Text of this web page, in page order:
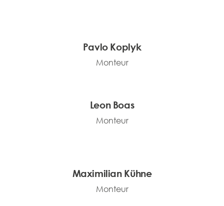
Pavlo Koplyk
Monteur
Leon Boas
Monteur
Maximilian Kühne
Monteur